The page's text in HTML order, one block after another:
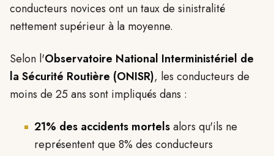
conducteurs novices ont un taux de sinistralité
nettement supérieur à la moyenne.
Selon l'Observatoire National Interministériel de
la Sécurité Routière (ONISR), les conducteurs de
moins de 25 ans sont impliqués dans :
21% des accidents mortelsalors qu'ils ne
représentent que 8% des conducteurs